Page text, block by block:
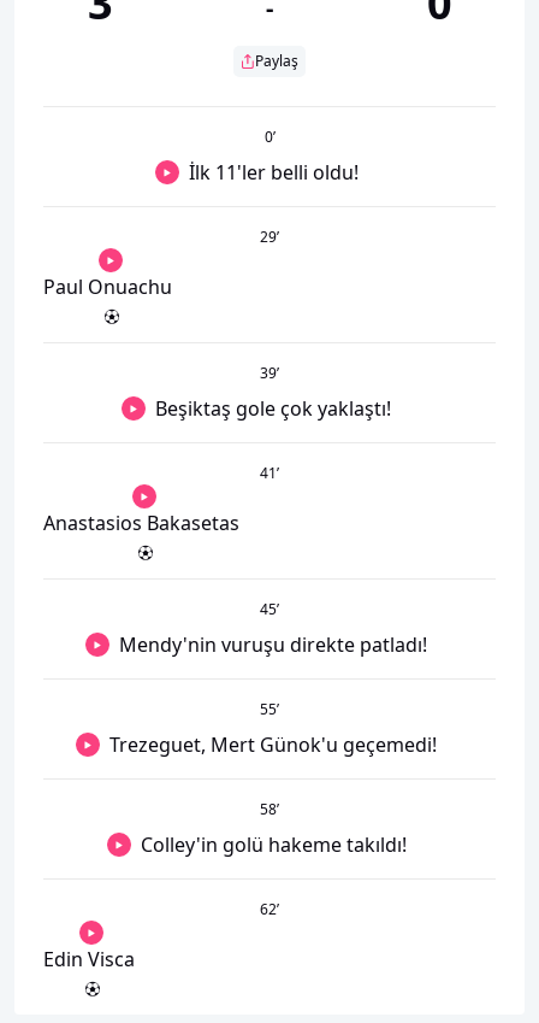
-
Paylaş
0’
İlk 11'ler belli oldu!
29’
Paul Onuachu
39’
Beşiktaş gole çok yaklaştı!
41’
Anastasios Bakasetas
45’
Mendy'nin vuruşu direkte patladı!
55’
Trezeguet, Mert Günok'u geçemedi!
58’
Colley'in golü hakeme takıldı!
62’
Edin Visca